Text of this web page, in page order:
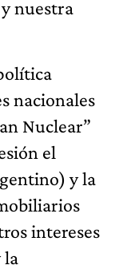
nuestra
nacionales
Nuclear”
el
y la
intereses
la